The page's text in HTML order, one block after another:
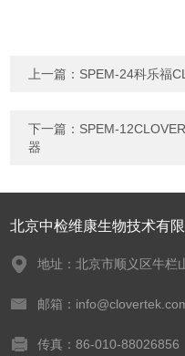
上一篇： SPEM-24科乐福
下一篇： SPEM-
器
北京中检维康生物技术有限
地址：北京市顺义区牛栏
邮箱：
传真：86-010-88026856